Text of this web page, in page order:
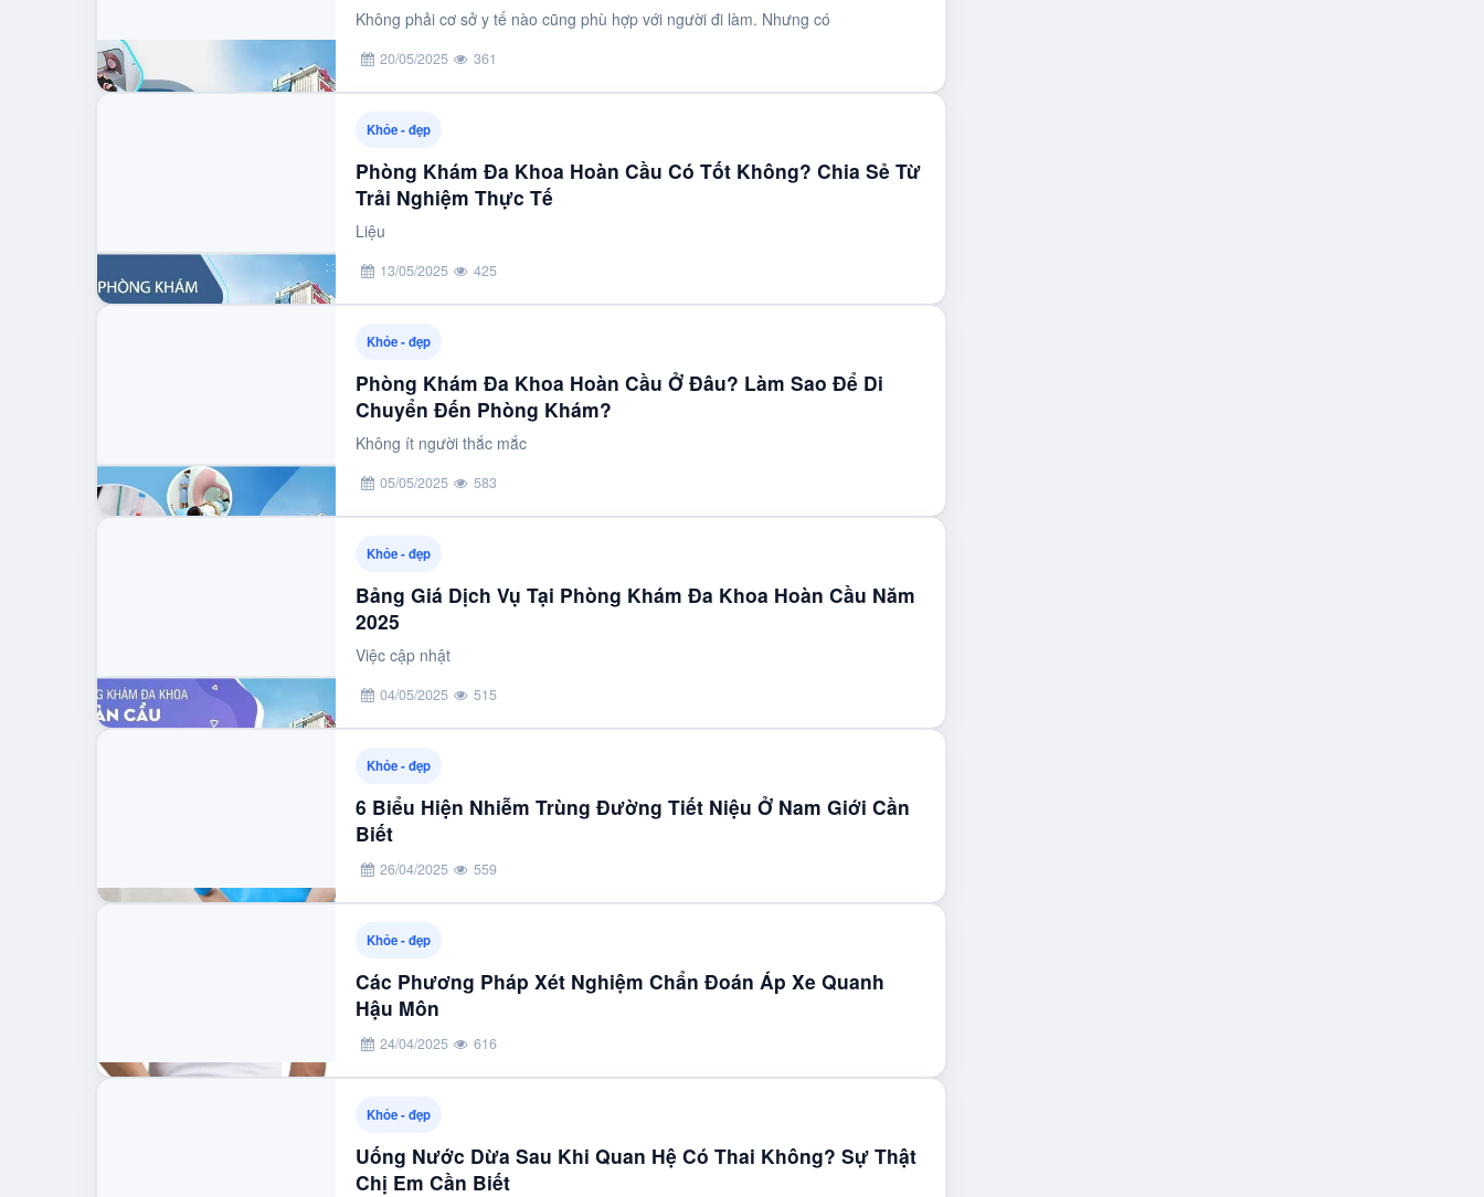
Không phải cơ sở y tế nào cũng phù hợp với người đi làm. Nhưng có
20/05/2025 361
Khỏe - đẹp
Phòng Khám Đa Khoa Hoàn Cầu Có Tốt Không? Chia Sẻ Từ
Trải Nghiệm Thực Tế
Liệu
13/05/2025 425
Khỏe - đẹp
Phòng Khám Đa Khoa Hoàn Cầu Ở Đâu? Làm Sao Để Di
Chuyển Đến Phòng Khám?
Không ít người thắc mắc
05/05/2025 583
Khỏe - đẹp
Bảng Giá Dịch Vụ Tại Phòng Khám Đa Khoa Hoàn Cầu Năm
2025
Việc cập nhật
04/05/2025 515
Khỏe - đẹp
6 Biểu Hiện Nhiễm Trùng Đường Tiết Niệu Ở Nam Giới Cần
Biết
26/04/2025 559
Khỏe - đẹp
Các Phương Pháp Xét Nghiệm Chẩn Đoán Áp Xe Quanh
Hậu Môn
24/04/2025 616
Khỏe - đẹp
Uống Nước Dừa Sau Khi Quan Hệ Có Thai Không? Sự Thật
Chị Em Cần Biết